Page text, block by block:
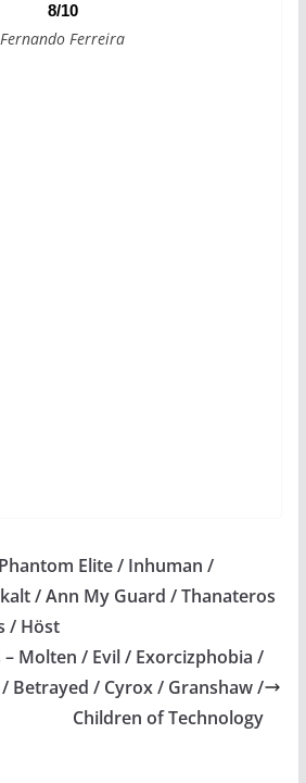
8/10
Fernando Ferreira
Elite / Inhuman /
/ Ann My Guard / Thanateros
/ Höst
– Molten / Evil / Exorcizphobia /
Betrayed / Cyrox / Granshaw /
Children of Technology